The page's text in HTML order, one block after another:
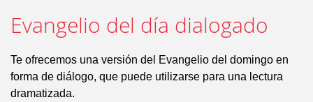
Evangelio del día dialogado
Te ofrecemos una versión del Evangelio del domingo en
forma de diálogo, que puede utilizarse para una lectura
dramatizada.